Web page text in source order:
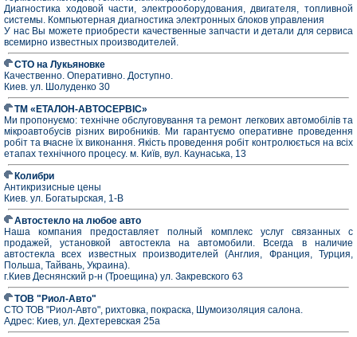
Диагностика ходовой части, электрооборудования, двигателя, топливной
системы. Компьютерная диагностика электронных блоков управления
У нас Вы можете приобрести качественные запчасти и детали для сервиса
всемирно известных производителей.
СТО на Лукьяновке
Качественно. Оперативно. Доступно.
Киев. ул. Шолуденко 30
ТМ «ЕТАЛОН-АВТОСЕРВІС»
Ми пропонуємо: технічне обслуговування та ремонт легкових автомобілів та
мікроавтобусів різних виробників. Ми гарантуємо оперативне проведення
робіт та вчасне їх виконання. Якість проведення робіт контролюється на всіх
етапах технічного процесу. м. Київ, вул. Каунаська, 13
Колибри
Антикризисные цены
Киев. ул. Богатырская, 1-В
Автостекло на любое авто
Наша компания предоставляет полный комплекс услуг связанных с
продажей, установкой автостекла на автомобили. Всегда в наличие
автостекла всех известных производителей (Англия, Франция, Турция,
Польша, Тайвань, Украина).
г.Киев Деснянский р-н (Троещина) ул. Закревского 63
ТОВ "Риол-Авто"
СТО ТОВ "Риол-Авто", рихтовка, покраска, Шумоизоляция салона.
Адрес: Киев, ул. Дехтеревская 25а